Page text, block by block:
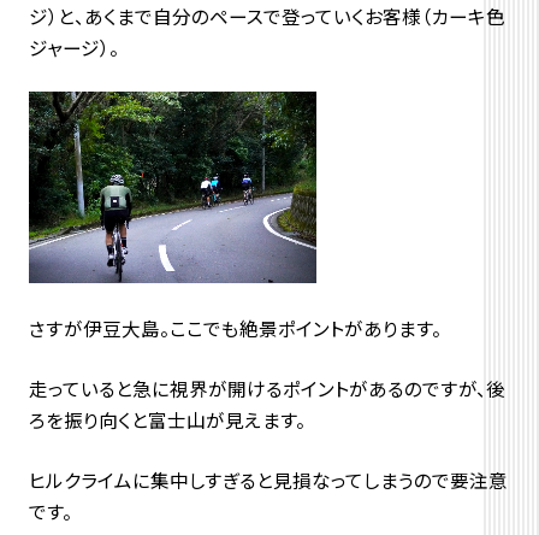
ジ）と、あくまで自分のペースで登っていくお客様（カーキ色
ジャージ）。
さすが伊豆大島。ここでも絶景ポイントがあります。
走っていると急に視界が開けるポイントがあるのですが、後
ろを振り向くと富士山が見えます。
ヒルクライムに集中しすぎると見損なってしまうので要注意
です。